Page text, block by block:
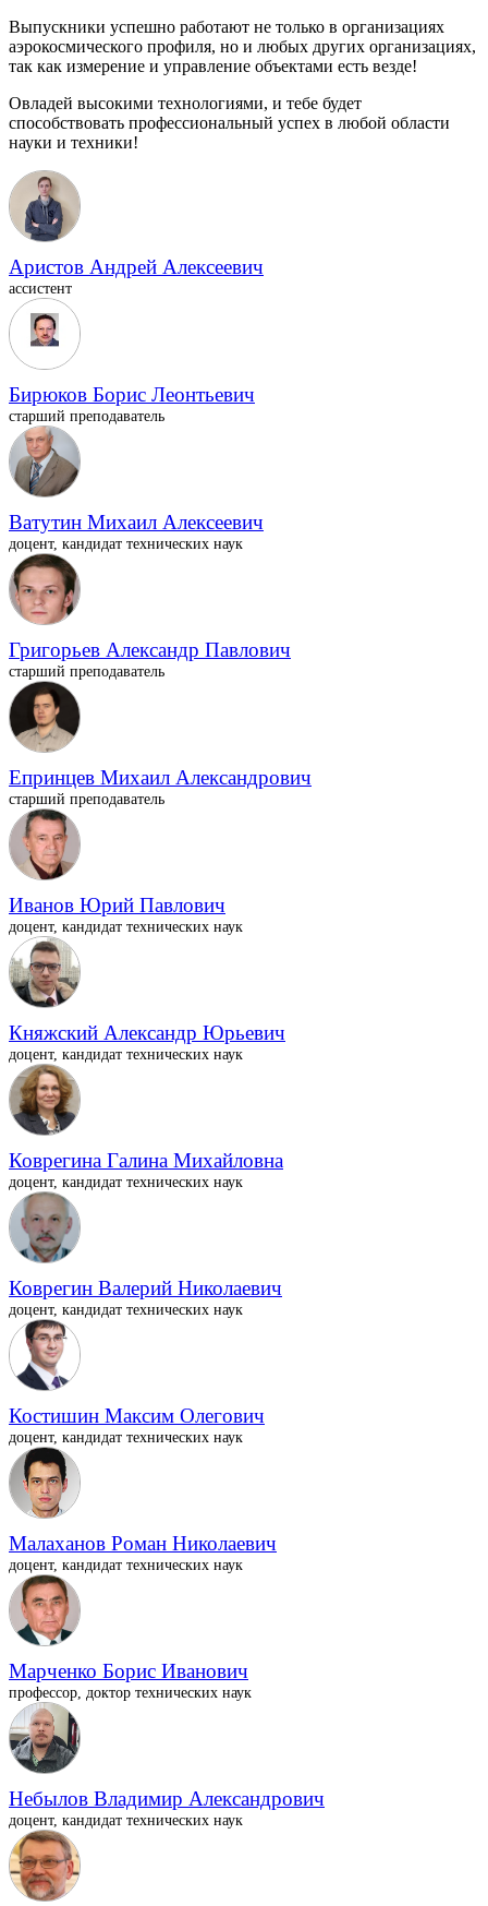
Выпускники успешно работают не только в организациях
аэрокосмического профиля, но и любых других организациях,
так как измерение и управление объектами есть везде!
Овладей высокими технологиями, и тебе будет
способствовать профессиональный успех в любой области
науки и техники!
Аристов Андрей Алексеевич
ассистент
Бирюков Борис Леонтьевич
старший преподаватель
Ватутин Михаил Алексеевич
доцент, кандидат технических наук
Григорьев Александр Павлович
старший преподаватель
Епринцев Михаил Александрович
старший преподаватель
Иванов Юрий Павлович
доцент, кандидат технических наук
Княжский Александр Юрьевич
доцент, кандидат технических наук
Коврегина Галина Михайловна
доцент, кандидат технических наук
Коврегин Валерий Николаевич
доцент, кандидат технических наук
Костишин Максим Олегович
доцент, кандидат технических наук
Малаханов Роман Николаевич
доцент, кандидат технических наук
Марченко Борис Иванович
профессор, доктор технических наук
Небылов Владимир Александрович
доцент, кандидат технических наук